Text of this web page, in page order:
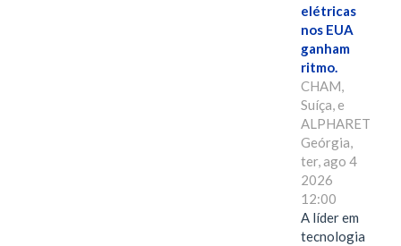
elétricas
nos EUA
ganham
ritmo.
CHAM,
Suíça, e
ALPHARETTA,
Geórgia,
ter, ago 4
2026
12:00
A líder em
tecnologia